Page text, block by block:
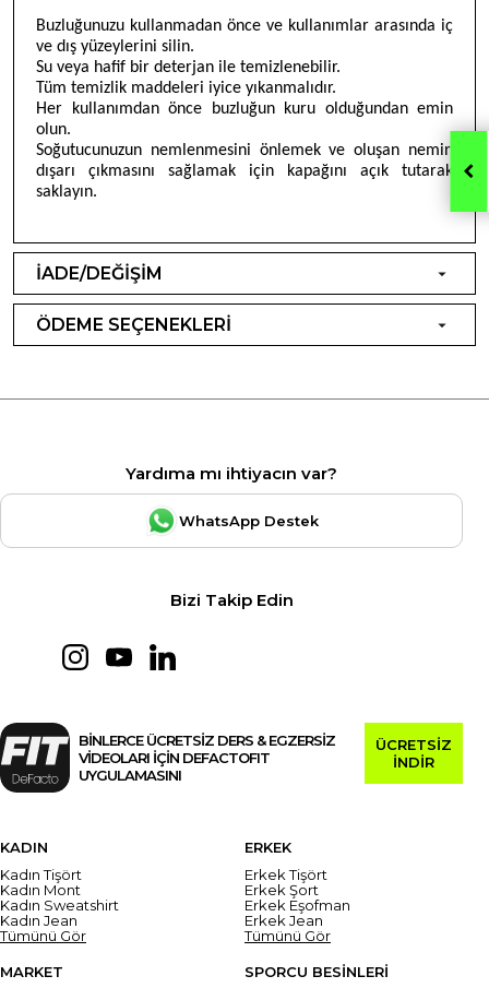
Buzluğunuzu kullanmadan önce ve kullanımlar arasında iç
ve dış yüzeylerini silin.
Su veya hafif bir deterjan ile temizlenebilir.
Tüm temizlik maddeleri iyice yıkanmalıdır.
Her kullanımdan önce buzluğun kuru olduğundan emin
olun.
Soğutucunuzun nemlenmesini önlemek ve oluşan nemin
dışarı çıkmasını sağlamak için kapağını açık tutarak
saklayın.
İADE/DEĞİŞİM
ÖDEME SEÇENEKLERİ
Yardıma mı ihtiyacın var?
WhatsApp Destek
Bizi Takip Edin
BİNLERCE ÜCRETSİZ DERS & EGZERSİZ
VİDEOLARI İÇİN DEFACTOFIT
UYGULAMASINI
ÜCRETSİZ
İNDİR
KADIN
Kadın Tişört
Kadın Mont
Kadın Sweatshirt
Kadın Jean
Tümünü Gör
ERKEK
Erkek Tişört
Erkek Şort
Erkek Eşofman
Erkek Jean
Tümünü Gör
MARKET
SPORCU BESİNLERİ